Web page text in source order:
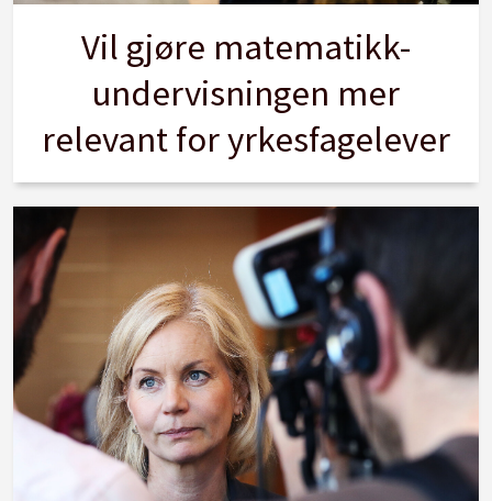
Vil gjøre matematikk-
undervisningen mer
relevant for yrkesfagelever